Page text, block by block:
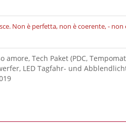
Non è perfetta, non è coerente, - non
amore, Tech Paket (PDC,
LED Tagfahr- und